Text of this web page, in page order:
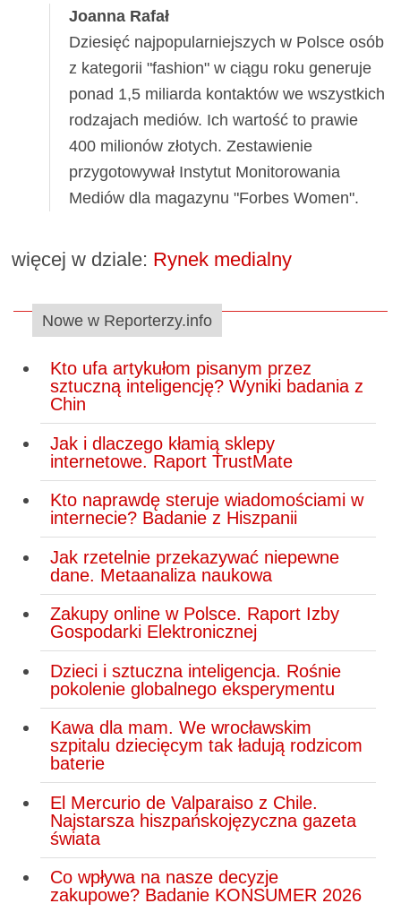
Joanna Rafał
Dziesięć najpopularniejszych w Polsce osób
z kategorii "fashion" w ciągu roku generuje
ponad 1,5 miliarda kontaktów we wszystkich
rodzajach mediów. Ich wartość to prawie
400 milionów złotych. Zestawienie
przygotowywał Instytut Monitorowania
Mediów dla magazynu "Forbes Women".
więcej w dziale: Rynek medialny
Nowe w Reporterzy.info
Kto ufa artykułom pisanym przez
sztuczną inteligencję? Wyniki badania z
Chin
Jak i dlaczego kłamią sklepy
internetowe. Raport TrustMate
Kto naprawdę steruje wiadomościami w
internecie? Badanie z Hiszpanii
Jak rzetelnie przekazywać niepewne
dane. Metaanaliza naukowa
Zakupy online w Polsce. Raport Izby
Gospodarki Elektronicznej
Dzieci i sztuczna inteligencja. Rośnie
pokolenie globalnego eksperymentu
Kawa dla mam. We wrocławskim
szpitalu dziecięcym tak ładują rodzicom
baterie
El Mercurio de Valparaiso z Chile.
Najstarsza hiszpańskojęzyczna gazeta
świata
Co wpływa na nasze decyzje
zakupowe? Badanie KONSUMER 2026